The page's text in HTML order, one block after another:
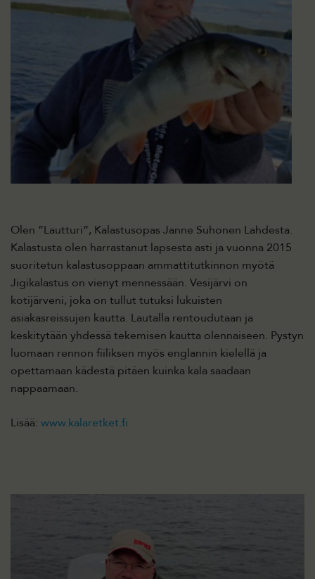
Olen ”Lautturi”, Kalastusopas Janne Suhonen Lahdesta.
Kalastusta olen harrastanut lapsesta asti ja vuonna 2015
suoritetun kalastusoppaan ammattitutkinnon myötä
Jigikalastus on vienyt mennessään. Vesijärvi on
kotijärveni, joka on tullut tutuksi lukuisten
asiakasreissujen kautta. Lautalla rentoudutaan ja
keskitytään yhdessä tekemisen kautta olennaiseen. Pystyn
luomaan rennon fiiliksen myös englannin kielellä ja
opettamaan kädestä pitäen kuinka kala saadaan
nappaamaan.
Lisää: www.kalaretket.fi